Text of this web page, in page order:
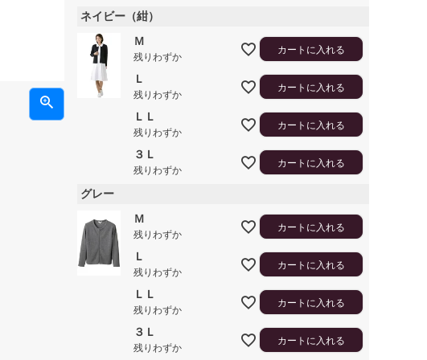
ネイビー（紺）
Ｍ
残りわずか
カートに入れる
Ｌ
残りわずか
カートに入れる
ＬＬ
残りわずか
カートに入れる
３Ｌ
残りわずか
カートに入れる
グレー
Ｍ
残りわずか
カートに入れる
Ｌ
残りわずか
カートに入れる
ＬＬ
残りわずか
カートに入れる
３Ｌ
残りわずか
カートに入れる